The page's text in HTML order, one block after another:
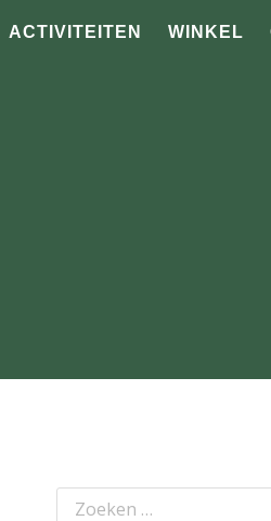
ACTIVITEITEN WINKEL